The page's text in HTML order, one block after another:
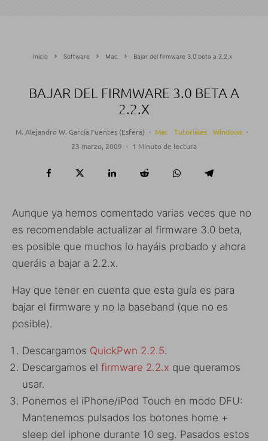
Inicio Software Mac Bajar del firmware 3.0 beta a 2.2.x
BAJAR DEL FIRMWARE 3.0 BETA A
2.2.X
M. Alejandro W. García Fuentes (Esfera) · Mac Tutoriales Windows ·
23 marzo, 2009 · 1 Minuto de lectura
Aunque ya hemos comentado varias veces que no
es recomendable actualizar al firmware 3.0 beta,
es posible que muchos lo hayáis probado y ahora
queráis a bajar a 2.2.x.
Hay que tener en cuenta que esta guía es para
bajar el firmware y no la baseband (que no es
posible).
Descargamos QuickPwn 2.2.5.
Descargamos el firmware 2.2.x que queramos
usar.
Ponemos el iPhone/iPod Touch en modo DFU:
Mantenemos pulsados los botones home +
sleep del iphone durante 10 seg. Pasados estos